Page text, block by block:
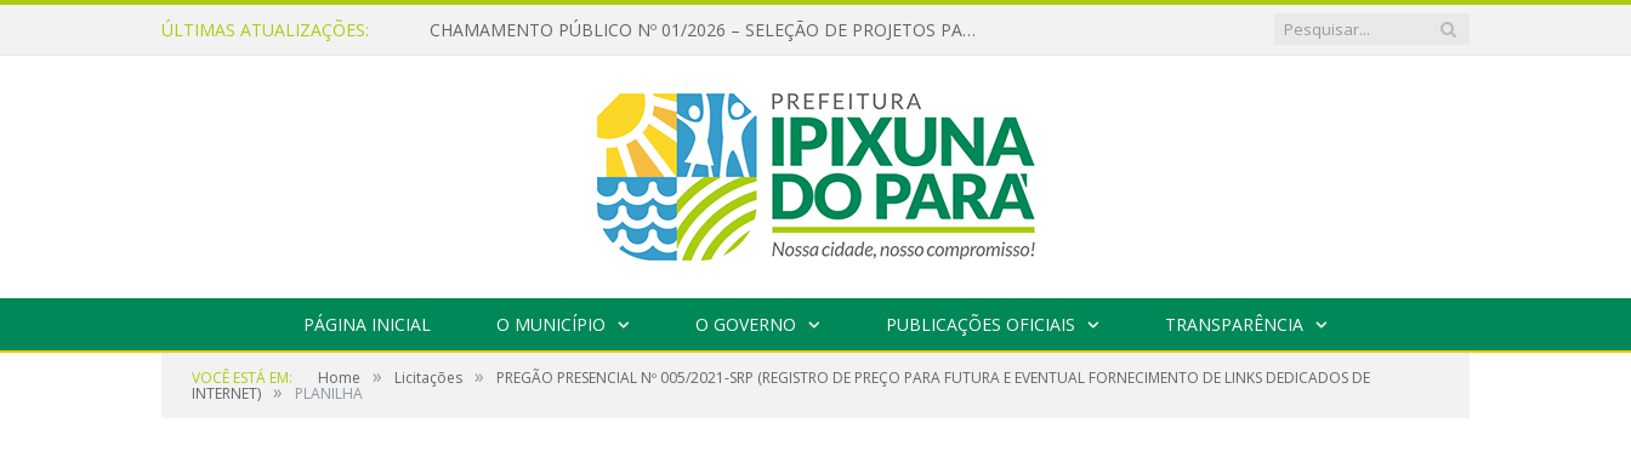
ÚLTIMAS ATUALIZAÇÕES: CHAMAMENTO PÚBLICO Nº 01/2026 – SELEÇÃO DE PROJETOS PARA FIRMAR TERMO DE EXECUÇÃO CULTURAL COM RECURSOS DA POLÍTICA NACIONAL ALDIR BLANC DE FOMENTO À CULTURA – PNAB (LEI Nº 14.399/2022)
PÁGINA INICIAL O MUNICÍPIO O GOVERNO PUBLICAÇÕES OFICIAIS TRANSPARÊNCIA
VOCÊ ESTÁ EM: Home » Licitações » PREGÃO PRESENCIAL Nº 005/2021-SRP (REGISTRO DE PREÇO PARA FUTURA E EVENTUAL FORNECIMENTO DE LINKS DEDICADOS DE
INTERNET) » PLANILHA